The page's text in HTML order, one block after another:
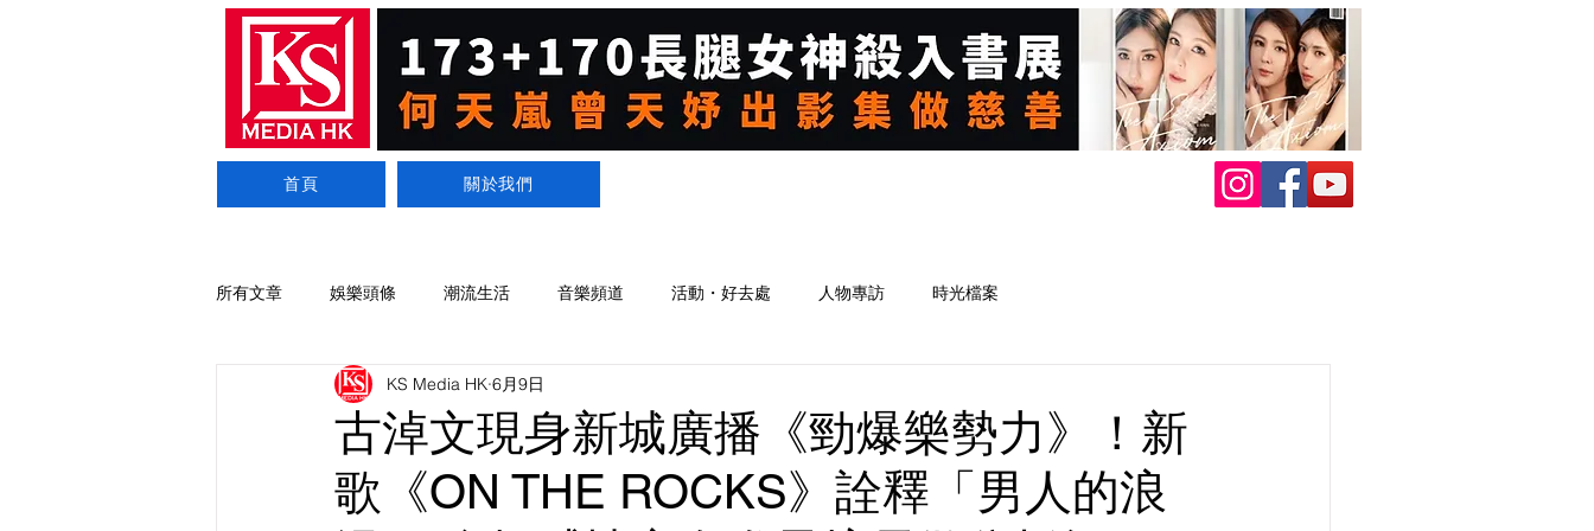
首頁 關於我們
所有文章 娛樂頭條 潮流生活 音樂頻道 活動・好去處 人物專訪 時光檔案
古淖文現身新城廣播《勁爆樂勢力》！新
歌《ON THE ROCKS》詮釋「男人的浪
KS Media HK 6月9日